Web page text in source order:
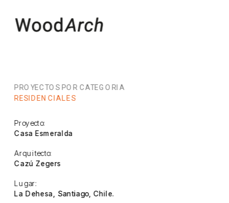
PROYECTOS POR CATEGORIA
RESIDENCIALES
Proyecto:
Casa Esmeralda
Arquitecto:
Cazú Zegers
Lugar:
La Dehesa, Santiago, Chile.